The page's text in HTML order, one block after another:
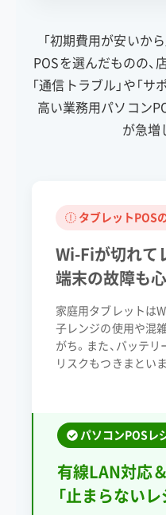
「初期費用が安いか
POSを選んだものの、
「通信トラブル」や「
高い業務用パソコン
が急増
タブレットPOS
Wi-Fiが切れて
端末の故障も
家庭用タブレットは
子レンジの使用や混
がち。また、バッテ
リスクもつきまといま
パソコンPOSレ
有線LAN対応
「止まらないレ